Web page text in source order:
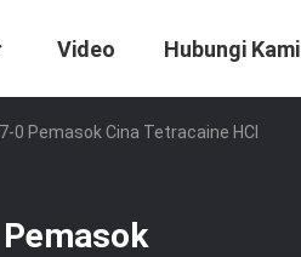
Video Hubungi Kami
0 Pemasok Cina Tetracaine HCl